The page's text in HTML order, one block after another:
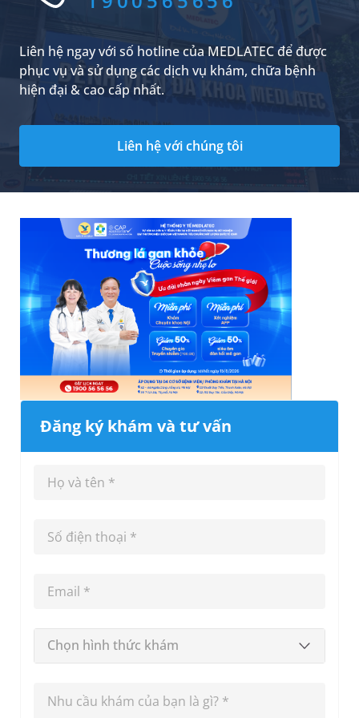
teo cơ và ảnh hưởng lâu dài đến khả năng đi lại
Liên hệ ngay với số hotline của MEDLATEC để được
phục vụ và sử dụng các dịch vụ khám, chữa bệnh
hiện đại & cao cấp nhất.
Liên hệ với chúng tôi
Đăng ký khám và tư vấn
Chọn hình thức khám